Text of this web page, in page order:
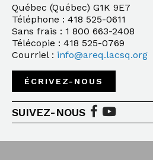
Québec (Québec) G1K 9E7
Téléphone : 418 525-0611
Sans frais : 1 800 663-2408
Télécopie : 418 525-0769
Courriel : info@areq.lacsq.org
ÉCRIVEZ-NOUS
SUIVEZ-NOUS